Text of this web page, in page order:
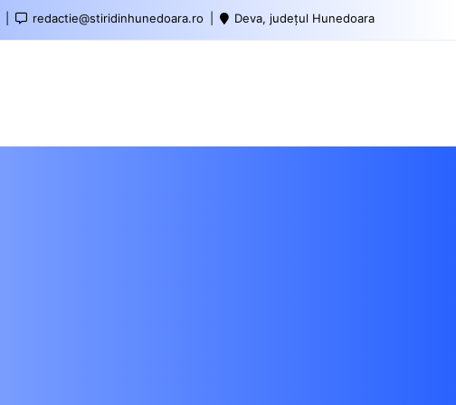
redactie@stiridinhunedoara.ro Deva, județul Hunedoara